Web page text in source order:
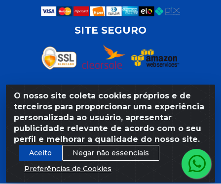
O nosso site coleta cookies próprios e de
terceiros para proporcionar uma experiência
personalizada ao usuário, apresentar
publicidade relevante de acordo com o seu
perfil e melhorar a qualidade do nosso site.
Aceito
Negar não essenciais
Preferências de Cookies
SITE SEGURO
Razão Social: Armazém Coral LTDA - Rua da Praia,
103 - São José - Recife/PE - CEP 50020-550 -
CNPJ 11.623.188/0027-80